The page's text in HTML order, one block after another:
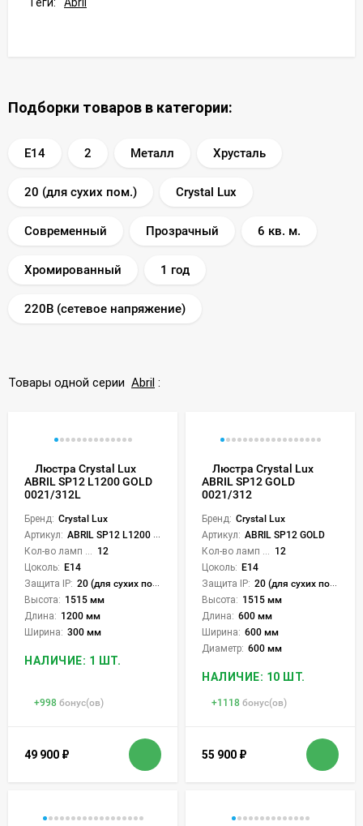
Подборки товаров в категории:
E14 2 Металл Хрусталь
20 (для сухих пом.) Crystal Lux
Современный Прозрачный 6 кв. м.
Хромированный 1 год
220В (сетевое напряжение)
Товары одной серии Abril :
Люстра Crystal Lux
ABRIL SP12 L1200 GOLD
0021/312L
Бренд: Crystal Lux
Артикул: ABRIL SP12 L1200 GOLD
Кол-во ламп или LED: 12
Цоколь: E14
Защита IP: 20 (для сухих пом.)
Высота: 1515 мм
Длина: 1200 мм
Ширина: 300 мм
НАЛИЧИЕ: 1 ШТ.
+998 бонус(ов)
49 900 ₽
Люстра Crystal Lux
ABRIL SP12 GOLD
0021/312
Бренд: Crystal Lux
Артикул: ABRIL SP12 GOLD
Кол-во ламп или LED: 12
Цоколь: E14
Защита IP: 20 (для сухих пом.)
Высота: 1515 мм
Длина: 600 мм
Ширина: 600 мм
Диаметр: 600 мм
НАЛИЧИЕ: 10 ШТ.
+1118 бонус(ов)
55 900 ₽